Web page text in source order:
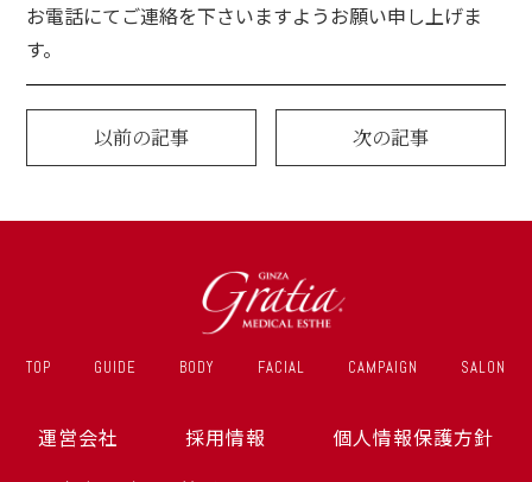
お電話にてご連絡を下さいますようお願い申し上げま
す。
以前の記事 次の記事
TOP GUIDE BODY FACIAL CAMPAIGN SALON
運営会社 採用情報
個人情報保護方針